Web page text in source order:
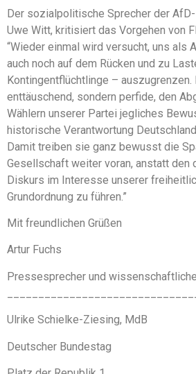
Der sozialpolitische Sprecher der
Uwe Witt, kritisiert das Vorgehen von
“Wieder einmal wird versucht, uns als
auch noch auf dem Rücken und zu
Kontingentflüchtlinge – auszugrenzen.
enttäuschend, sondern perfide, den
Wählern unserer Partei jegliches
historische Verantwortung
Damit treiben sie ganz bewusst die
Gesellschaft weiter voran, anstatt den
Diskurs im Interesse unserer
Grundordnung zu führen.”
Mit freundlichen Grüßen
Artur Fuchs
Pressesprecher und
Ulrike Schielke-Ziesing, MdB
Deutscher Bundestag